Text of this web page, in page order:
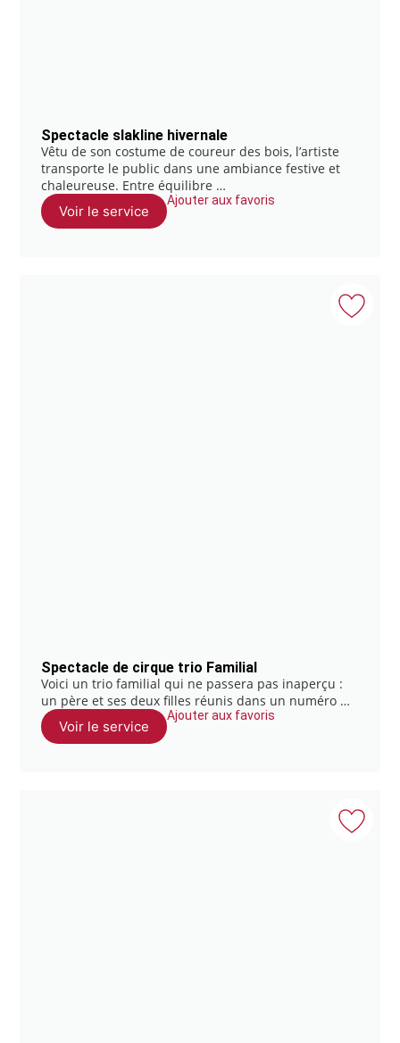
Spectacle slakline hivernale
Vêtu de son costume de coureur des bois, l’artiste
transporte le public dans une ambiance festive et
chaleureuse. Entre équilibre …
Voir le service
Ajouter aux favoris
Spectacle de cirque trio Familial
Voici un trio familial qui ne passera pas inaperçu :
un père et ses deux filles réunis dans un numéro …
Voir le service
Ajouter aux favoris